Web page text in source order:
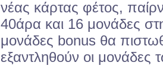
νέας κάρτας φέτος,
40άρα και 16 μονάδες
μονάδες bonus θα
εξαντληθούν οι μονάδες